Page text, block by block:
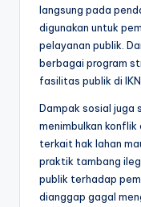
langsung pada
digunakan untuk
pelayanan publik.
berbagai program
fasilitas publik di
Dampak sosial juga
menimbulkan
terkait hak lahan
praktik tambang
publik terhadap
dianggap gagal